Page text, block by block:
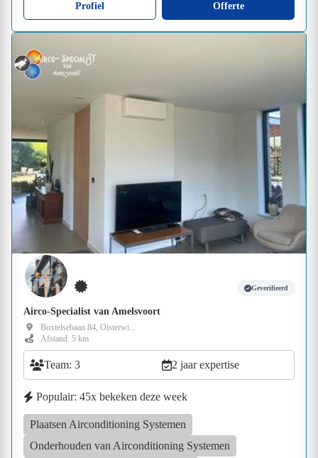
Profiel Offerte
Geverifieerd
Airco-Specialist van Amelsvoort
Boxtelsebaan 84, Oisterwi...
Afstand: 5 km
Team: 3 2 jaar expertise
Populair: 45x bekeken deze week
Plaatsen Airconditioning Systemen
Onderhouden van Airconditioning Systemen